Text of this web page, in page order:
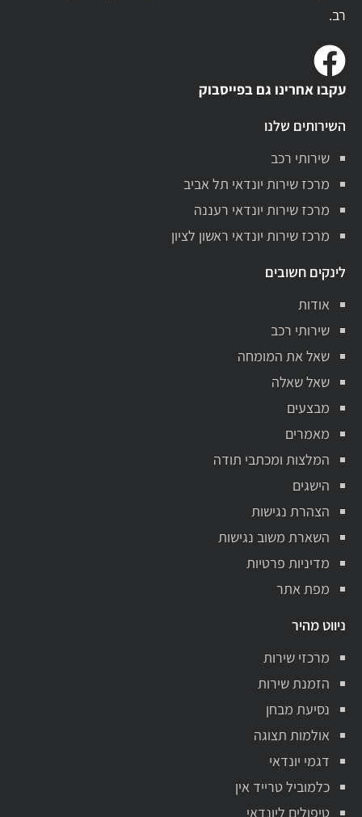
רב.
עקבו אחרינו גם בפייסבוק
השירותים שלנו
שירותי רכב
מרכז שירות יונדאי תל אביב
מרכז שירות יונדאי רעננה
מרכז שירות יונדאי ראשון לציון
לינקים חשובים
אודות
שירותי רכב
שאל את המומחה
שאל שאלה
מבצעים
מאמרים
המלצות ומכתבי תודה
הישגים
הצהרת נגישות
השארת משוב נגישות
מדיניות פרטיות
מפת אתר
ניווט מהיר
מרכזי שירות
הזמנת שירות
נסיעת מבחן
אולמות תצוגה
דגמי יונדאי
כלמוביל טרייד אין
טיפולים ליונדאי